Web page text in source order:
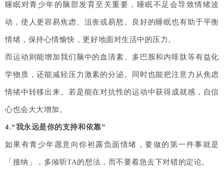
睡眠对青少年的脑部发育至关重要，睡眠不足会导致情绪波
动，使人更容易焦虑、沮丧或易怒。良好的睡眠也有助于平衡
情绪，保持心情愉快，更好地面对生活中的压力。
而运动则能增加我们脑中的血清素、多巴胺和内啡肽等有益化
学物质，还能减轻压力激素的分泌。同时也能把注意力从焦虑
情绪中转移出来。若是能在对抗性的运动中获得成就感，自信
心也会大大增加。
4.“我永远是你的支持和依靠”
如果有青少年愿意向你袒露负面情绪，要做的第一件事就是
「接纳」，多倾听TA的想法，而不要着急去下对错的定论。